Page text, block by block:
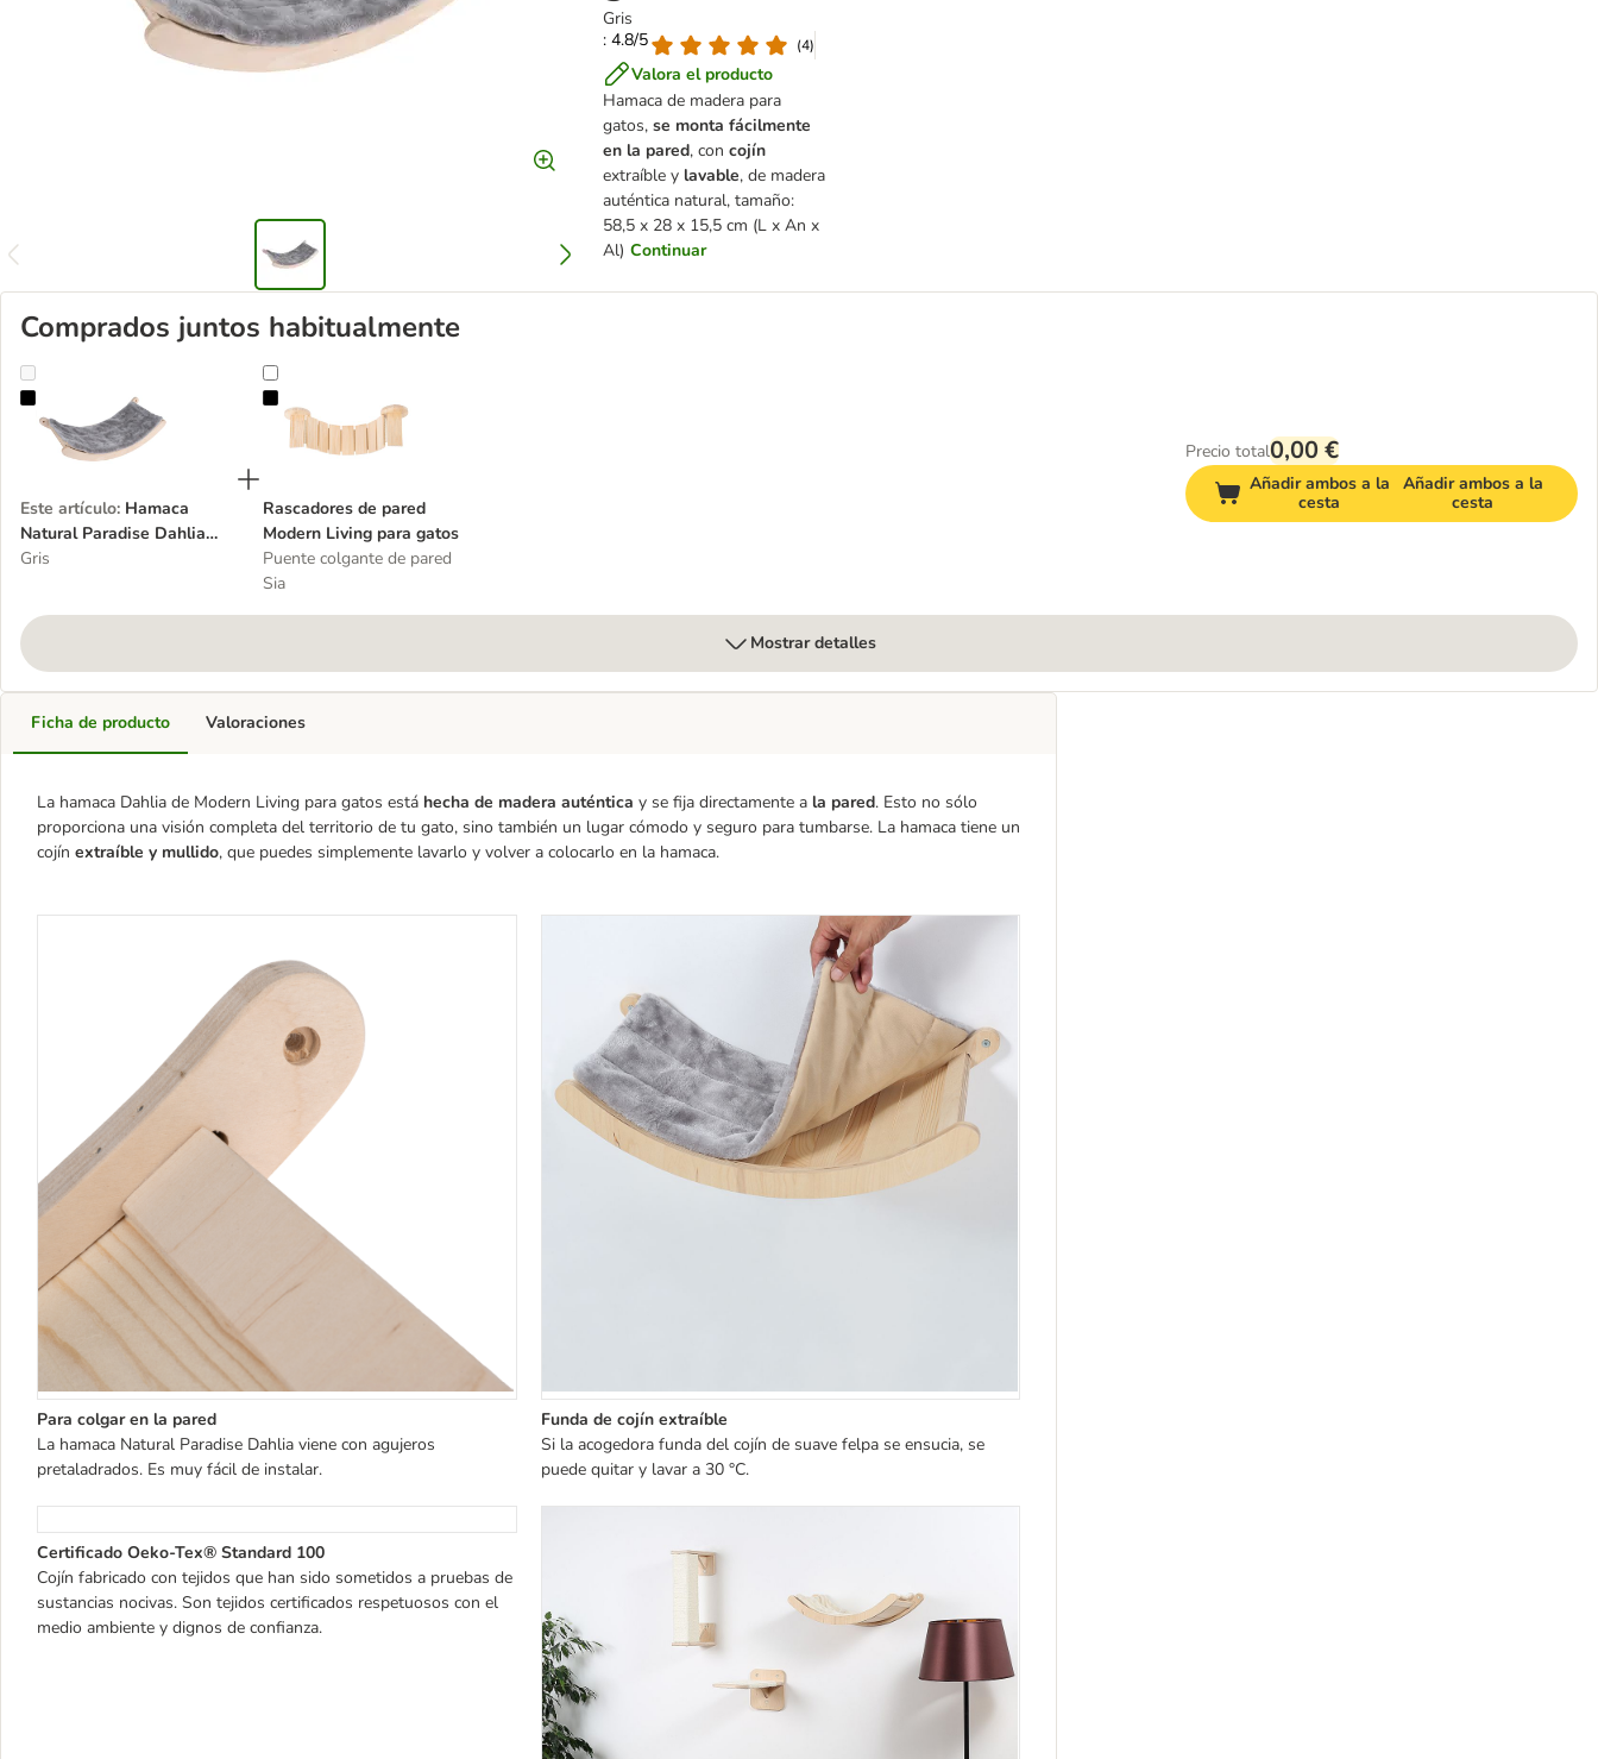
Gris
: 4.8/5
(4)
Valora el producto
Hamaca de madera para
gatos, se monta fácilmente
en la pared, con cojín
extraíble y lavable, de madera
auténtica natural, tamaño:
58,5 x 28 x 15,5 cm (L x An x
Al) Continuar
Comprados juntos habitualmente
Hamaca Natural Paradise Dahlia para gatos
Este artículo: Hamaca
Natural Paradise Dahlia
para gatos
Gris
Rascadores de pared Modern Living para gatos
Rascadores de pared
Modern Living para gatos
Puente colgante de pared
Sia
Precio total0,00 €
Añadir ambos a la
cesta
Añadir ambos a la
cesta
Mostrar detalles
Ficha de producto
La hamaca Dahlia de Modern Living para gatos está hecha de madera auténtica y se fija directamente a la pared. Esto no sólo
proporciona una visión completa del territorio de tu gato, sino también un lugar cómodo y seguro para tumbarse. La hamaca tiene un
cojín extraíble y mullido, que puedes simplemente lavarlo y volver a colocarlo en la hamaca.
Para colgar en la pared
La hamaca Natural Paradise Dahlia viene con agujeros
pretaladrados. Es muy fácil de instalar.
Funda de cojín extraíble
Si la acogedora funda del cojín de suave felpa se ensucia, se
puede quitar y lavar a 30 °C.
Certificado Oeko-Tex® Standard 100
Cojín fabricado con tejidos que han sido sometidos a pruebas de
sustancias nocivas. Son tejidos certificados respetuosos con el
medio ambiente y dignos de confianza.
Valoraciones